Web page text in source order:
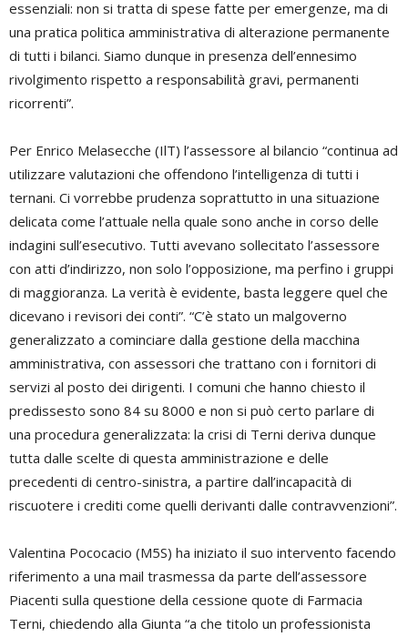
essenziali: non si tratta di spese fatte per emergenze, ma di
una pratica politica amministrativa di alterazione permanente
di tutti i bilanci. Siamo dunque in presenza dell’ennesimo
rivolgimento rispetto a responsabilità gravi, permanenti
ricorrenti”.
Per Enrico Melasecche (IlT) l’assessore al bilancio “continua ad
utilizzare valutazioni che offendono l’intelligenza di tutti i
ternani. Ci vorrebbe prudenza soprattutto in una situazione
delicata come l’attuale nella quale sono anche in corso delle
indagini sull’esecutivo. Tutti avevano sollecitato l’assessore
con atti d’indirizzo, non solo l’opposizione, ma perfino i gruppi
di maggioranza. La verità è evidente, basta leggere quel che
dicevano i revisori dei conti”. “C’è stato un malgoverno
generalizzato a cominciare dalla gestione della macchina
amministrativa, con assessori che trattano con i fornitori di
servizi al posto dei dirigenti. I comuni che hanno chiesto il
predissesto sono 84 su 8000 e non si può certo parlare di
una procedura generalizzata: la crisi di Terni deriva dunque
tutta dalle scelte di questa amministrazione e delle
precedenti di centro-sinistra, a partire dall’incapacità di
riscuotere i crediti come quelli derivanti dalle contravvenzioni”.
Valentina Pococacio (M5S) ha iniziato il suo intervento facendo
riferimento a una mail trasmessa da parte dell’assessore
Piacenti sulla questione della cessione quote di Farmacia
Terni, chiedendo alla Giunta “a che titolo un professionista